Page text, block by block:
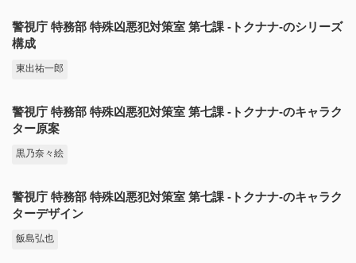
警視庁 特務部 特殊凶悪犯対策室 第七課 -トクナナ-のシリーズ
構成
東出祐一郎
警視庁 特務部 特殊凶悪犯対策室 第七課 -トクナナ-のキャラク
ター原案
黒乃奈々絵
警視庁 特務部 特殊凶悪犯対策室 第七課 -トクナナ-のキャラク
ターデザイン
飯島弘也